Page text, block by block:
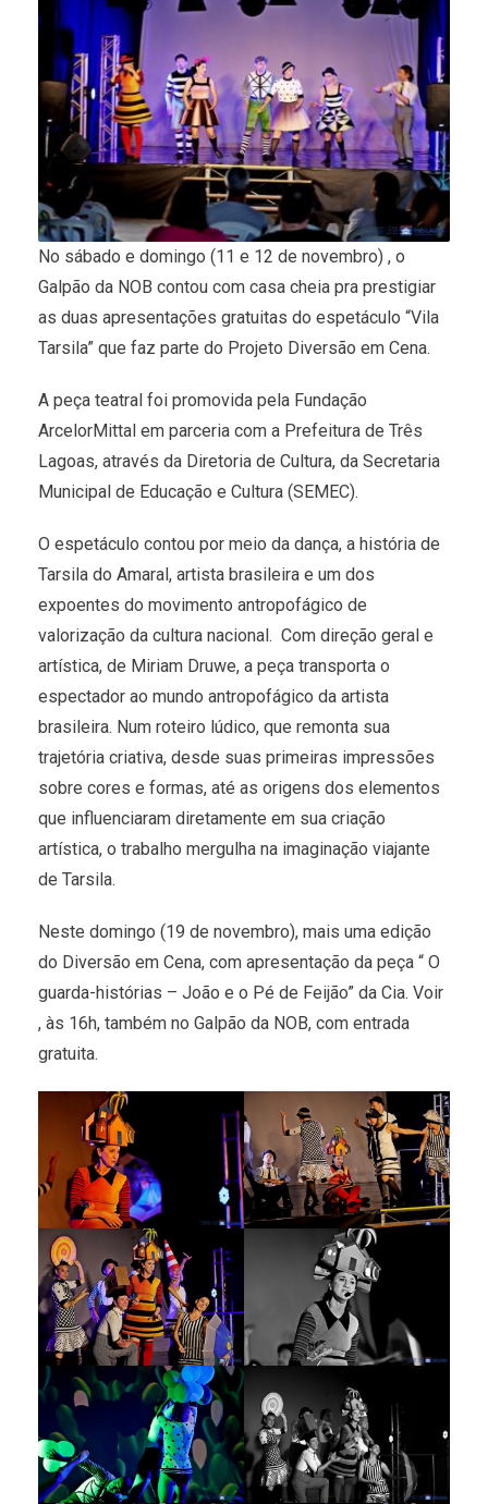
No sábado e domingo (11 e 12 de novembro) , o
Galpão da NOB contou com casa cheia pra prestigiar
as duas apresentações gratuitas do espetáculo “Vila
Tarsila” que faz parte do Projeto Diversão em Cena.
A peça teatral foi promovida pela Fundação
ArcelorMittal em parceria com a Prefeitura de Três
Lagoas, através da Diretoria de Cultura, da Secretaria
Municipal de Educação e Cultura (SEMEC).
O espetáculo contou por meio da dança, a história de
Tarsila do Amaral, artista brasileira e um dos
expoentes do movimento antropofágico de
valorização da cultura nacional. Com direção geral e
artística, de Miriam Druwe, a peça transporta o
espectador ao mundo antropofágico da artista
brasileira. Num roteiro lúdico, que remonta sua
trajetória criativa, desde suas primeiras impressões
sobre cores e formas, até as origens dos elementos
que influenciaram diretamente em sua criação
artística, o trabalho mergulha na imaginação viajante
de Tarsila.
Neste domingo (19 de novembro), mais uma edição
do Diversão em Cena, com apresentação da peça “ O
guarda-histórias – João e o Pé de Feijão” da Cia. Voir
, às 16h, também no Galpão da NOB, com entrada
gratuita.